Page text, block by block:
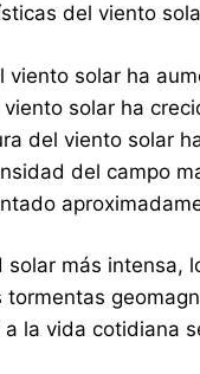
del viento
viento solar ha
solar ha
del viento solar
del campo
más intensa,
la vida cotidiana